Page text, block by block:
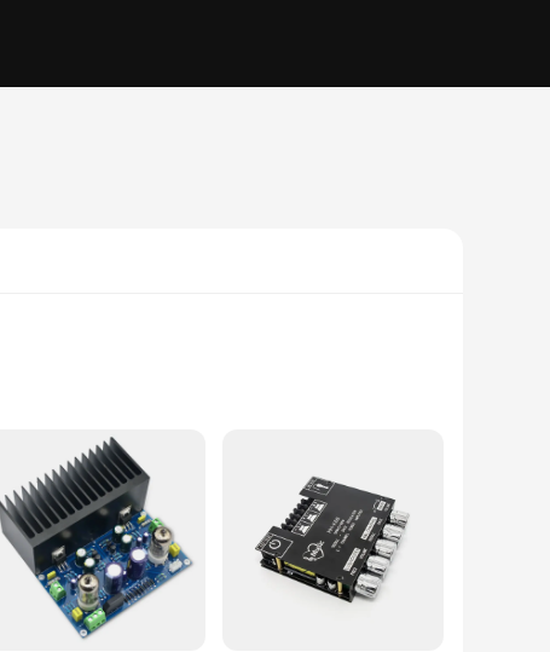
This valve amplifier, designed with a modern
construction ensures durability and a robust build, while